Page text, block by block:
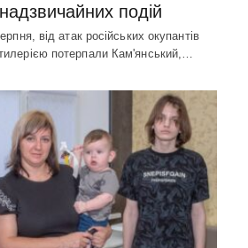
подій
від атак російських окупантів
потерпали Кам'янський,…